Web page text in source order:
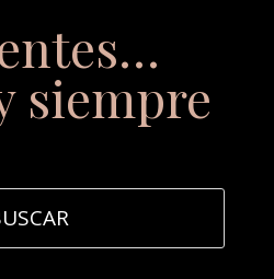
siempre